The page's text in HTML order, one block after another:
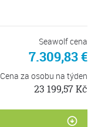
Seawolf cena
7.309,83 €
Cena za osobu na týden
23 199,57 Kč